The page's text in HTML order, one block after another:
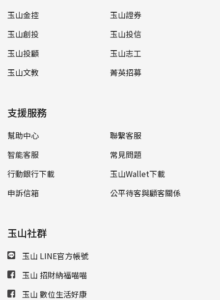
玉山金控
玉山證券
玉山創投
玉山投信
玉山投顧
玉山志工
玉山文教
菁英招募
支援服務
幫助中心
聯繫客服
智能客服
常見問題
行動銀行下載
玉山Wallet下載
申訴信箱
公平待客與顧客關係
玉山社群
玉山 LINE官方帳號
玉山 招財納福喵喵
玉山 數位生活好康